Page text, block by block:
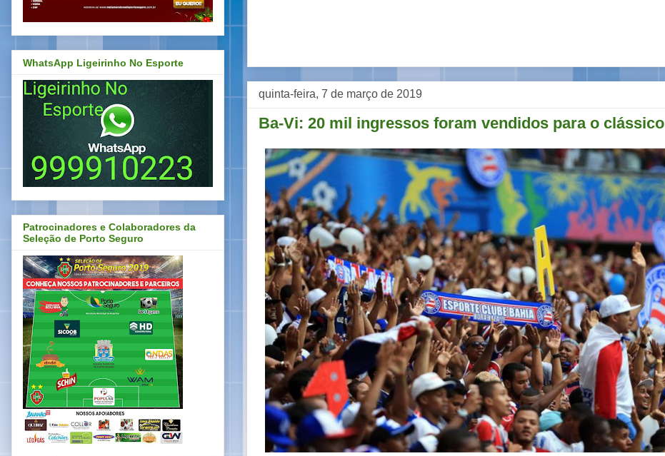
quinta-feira, 7 de março de 2019
Ba-Vi: 20 mil ingressos foram vendidos para o clássico
WhatsApp Ligeirinho No Esporte
Patrocinadores e Colaboradores da
Seleção de Porto Seguro